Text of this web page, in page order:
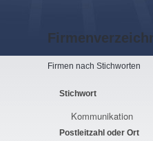
Firmen nach Stichworten
Stichwort
Postleitzahl oder Ort